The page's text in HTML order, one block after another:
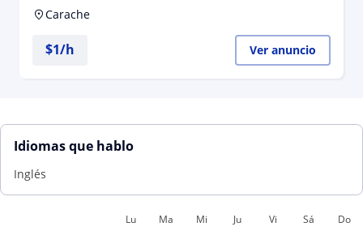
Carache
$1/h Ver anuncio
Idiomas que hablo
Inglés
Lu Ma Mi Ju Vi Sá Do